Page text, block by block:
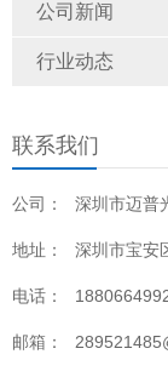
公司新闻
行业动态
联系我们
公司： 深圳市迈普
地址： 深圳市宝安
电话：
邮箱：